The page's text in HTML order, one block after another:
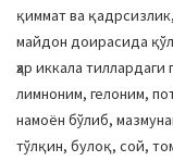
қиммат ва
майдон доирасида
ҳар иккала
лимноним, гелоним,
намоён бўлиб,
тўлқин, булоқ, сой,